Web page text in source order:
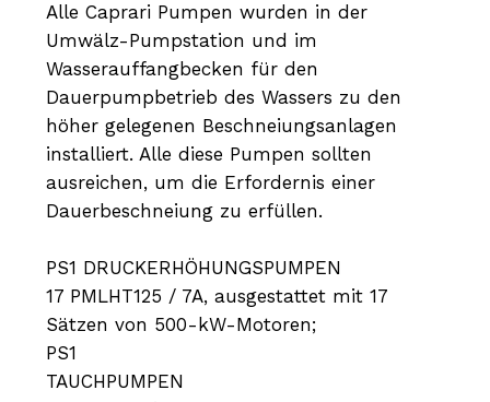
Alle Caprari Pumpen wurden in der
Umwälz-Pumpstation und im
Wasserauffangbecken für den
Dauerpumpbetrieb des Wassers zu den
höher gelegenen Beschneiungsanlagen
installiert. Alle diese Pumpen sollten
ausreichen, um die Erfordernis einer
Dauerbeschneiung zu erfüllen.
PS1 DRUCKERHÖHUNGSPUMPEN
17 PMLHT125 / 7A, ausgestattet mit 17
Sätzen von 500-kW-Motoren;
PS1
TAUCHPUMPEN